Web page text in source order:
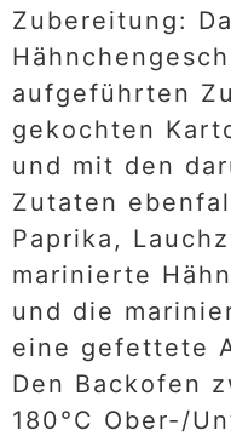
Zubereitung:
aufgeführten
gekochten
und mit den
Zutaten
Paprika,
marinierte
und die
eine gefettete
Den Backofen
180°C Ober-/